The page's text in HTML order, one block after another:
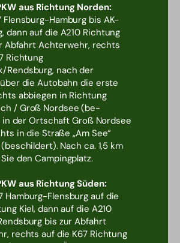
aus Richtung Norden:
Flensburg-Hamburg bis AK-
dann auf die A210 Richtung
Abfahrt Achterwehr, rechts
Richtung
Rendsburg, nach der
die Autobahn die erste
abbiegen in Richtung
/ Groß Nordsee (be-
der Ortschaft Groß Nordsee
in die Straße „Am See“
Nach ca. 1,5 km
den Campingplatz.
aus Richtung Süden:
Hamburg-Flensburg auf die
Kiel, dann auf die A210
bis zur Abfahrt
rechts auf die K67 Richtung